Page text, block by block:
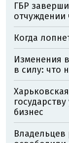
ГБР
отчуждении
Когда
Изменения
в силу: что
бизнес